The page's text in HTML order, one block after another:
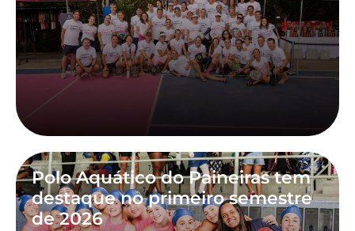
Polo Aquático do Paineiras tem
destaque no primeiro semestre
de 2026